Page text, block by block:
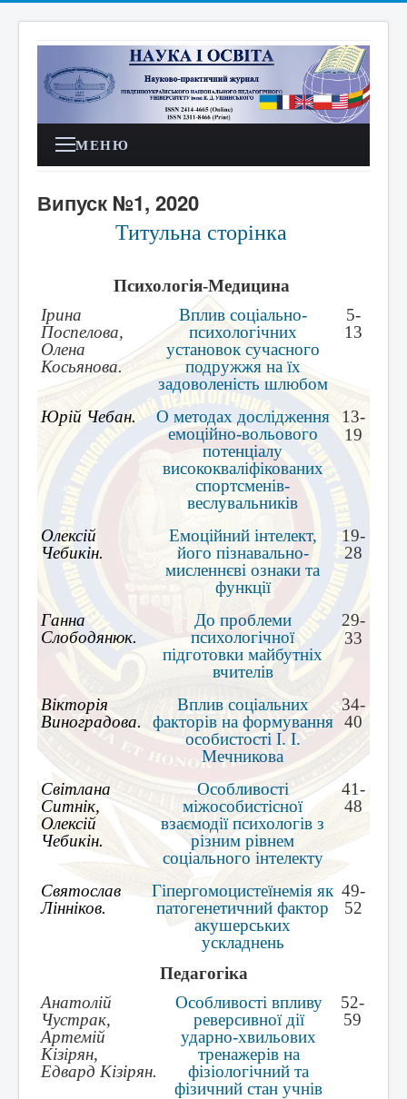
МЕНЮ
Випуск №1, 2020
Титульна сторінка
Психологія-Медицина
Ірина
Поспелова,
Олена
Косьянова.
Вплив соціально-
психологічних
установок сучасного
подружжя на їх
задоволеність шлюбом
5-
13
Юрій Чебан.
О методах дослідження
емоційно-вольового
потенціалу
висококваліфікованих
спортсменів-
веслувальників
13-
19
Олексій
Чебикін.
Емоційний інтелект,
його пізнавально-
мисленнєві ознаки та
функції
19-
28
Ганна
Слободянюк.
До проблеми
психологічної
підготовки майбутніх
вчителів
29-
33
Вікторія
Виноградова.
Вплив соціальних
факторів на формування
особистості І. І.
Мечникова
34-
40
Світлана
Ситнік,
Олексій
Чебикін.
Особливості
міжособистісної
взаємодії психологів з
різним рівнем
соціального інтелекту
41-
48
Святослав
Лінніков.
Гіпергомоцистеїнемія як
патогенетичний фактор
акушерських
ускладнень
49-
52
Педагогіка
Анатолій
Чустрак,
Артемій
Кізірян,
Едвард Кізірян.
Особливості впливу
реверсивної дії
ударно-хвильових
тренажерів на
фізіологічний та
фізичний стан учнів
52-
59